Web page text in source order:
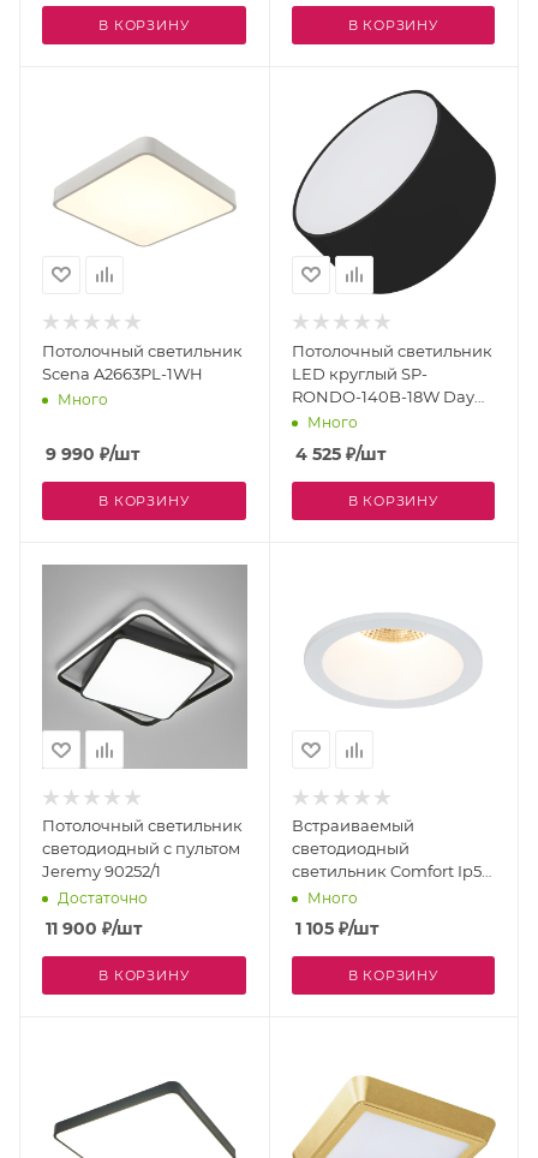
В КОРЗИНУ В КОРЗИНУ
Потолочный светильник
Scena A2663PL-1WH
Много
9 990 ₽/шт
В КОРЗИНУ
Потолочный светильник
LED круглый SP-
RONDO-140B-18W Day
White (Arlight, IP40
Металл, 3 года) 022237
Много
4 525₽/шт
В КОРЗИНУ
Потолочный светильник
светодиодный с пультом
Jeremy 90252/1
Достаточно
11 900 ₽/шт
В КОРЗИНУ
Встраиваемый
светодиодный
светильник Comfort Ip54
6810Много
1 105₽/шт
В КОРЗИНУ